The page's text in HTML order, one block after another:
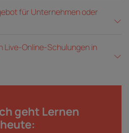
für Unternehmen oder
Online-Schulungen in
geht Lernen
heute: